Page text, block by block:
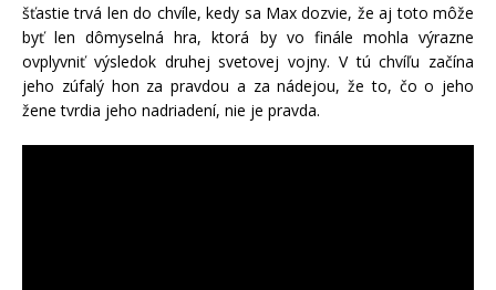
šťastie trvá len do chvíle, kedy sa Max dozvie, že aj toto môže
byť len dômyselná hra, ktorá by vo finále mohla výrazne
ovplyvniť výsledok druhej svetovej vojny. V tú chvíľu začína
jeho zúfalý hon za pravdou a za nádejou, že to, čo o jeho
žene tvrdia jeho nadriadení, nie je pravda.